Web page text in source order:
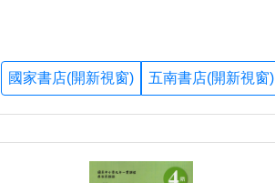
國家書店(開新視窗) 五南書店(開新視窗)